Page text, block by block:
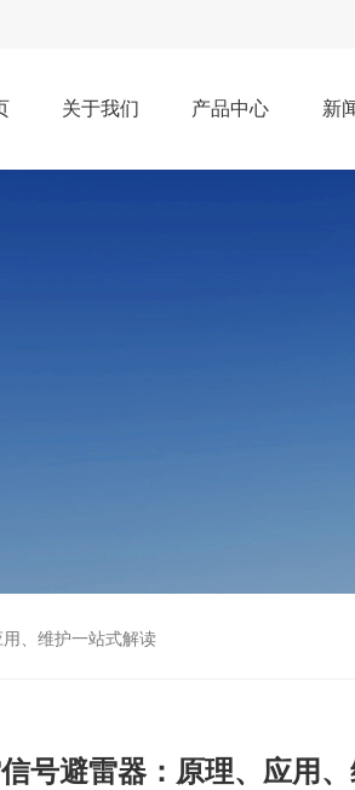
关于我们 产品中心 新
、维护一站式解读
号避雷器：原理、应用